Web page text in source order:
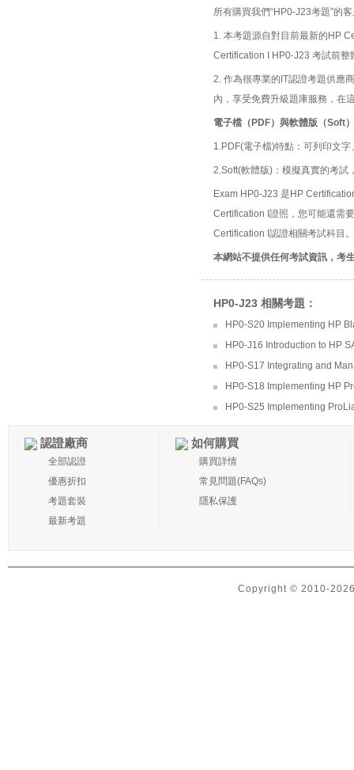
所有購買我們“HP0-J23考題”的
1. 本考題源自對目前最新的HP
Certification I HP0-J23 考試前
2. 作為很專業的IT認證考題供應
內，享受免費升級題庫服務，在
電子檔（PDF）與軟體版（Soft
1.PDF(電子檔)特點：可列印文
2.Soft(軟體版)：模擬真實的考試
Exam HP0-J23 是HP
Certification I證照，您可能還需
Certification I認證相關考試科目。
本網站不提供任何考試資訊，考
HP0-J23 相關考題：
HP0-S20 Implementing HP
HP0-J16 Introduction to HP
HP0-S17 Integrating and
HP0-S18 Implementing HP
HP0-S25 Implementing
認證廠商
全部認證
優惠折扣
考題套裝
最新考題
如何購買
購買詳情
常見問題(FAQs)
隱私保護
Copyright © 2010-